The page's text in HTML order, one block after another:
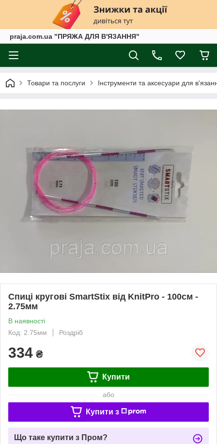
praja.com.ua "ПРЯЖА ДЛЯ В'ЯЗАННЯ"
Товари та послуги Інструменти та аксесуари для
Спиці кругові SmartStix від KnitPro - 100см -
2.75мм
В наявності
Код: 2.75мм
Роздріб
334 ₴
Купити
або
Купити з
Що таке купити з Пром?